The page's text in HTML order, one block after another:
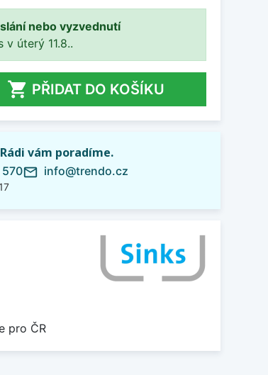
nebo vyzvednutí
v úterý 11.8..
 PŘIDAT DO KOŠÍKU
vám poradíme.
570mail_outline info@trendo.cz
pro ČR